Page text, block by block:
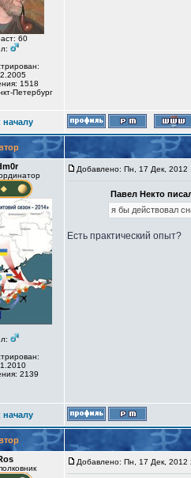
60
1518
Петербург
началу
2139
Добавлено: Пн, 17 Дек, 2012
Павел Некто
я бы действовал
Есть практический опыт?
началу
Добавлено: Пн, 17 Дек, 2012